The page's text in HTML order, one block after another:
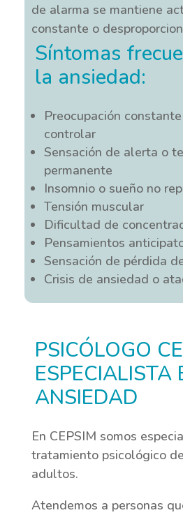
de alarma se mantiene
constante o
Síntomas
la ansiedad:
Preocupación
controlar
Sensación de alerta o
permanente
Insomnio o sueño no
Tensión muscular
Dificultad de
Pensamientos
Sensación de pérdida
Crisis de ansiedad o
PSICÓLOGO
ESPECIALISTA
ANSIEDAD
En CEPSIM somos
tratamiento psicológico
adultos.
Atendemos a personas